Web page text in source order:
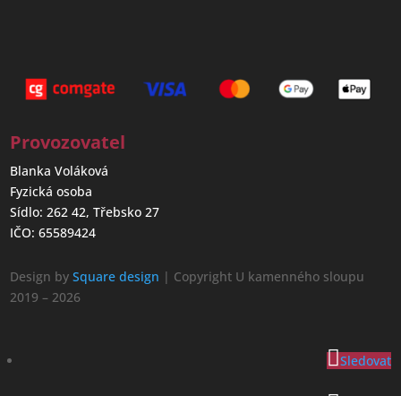
Provozovatel
Blanka Voláková
Fyzická osoba
Sídlo: 262 42, Třebsko 27
IČO: 65589424
Design bySquare design | Copyright U kamenného sloupu
2019 – 2026
Sledovat